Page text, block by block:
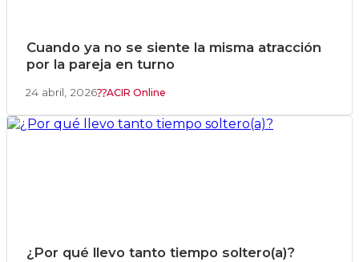
Cuando ya no se siente la misma atracción
por la pareja en turno
24 abril, 2026 ACIR Online
¿Por qué llevo tanto tiempo soltero(a)?